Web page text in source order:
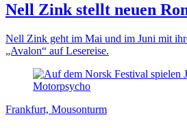
Nell Zink stellt neuen
Nell Zink geht im Mai und im Juni mit
„Avalon“ auf Lesereise.
Frankfurt, Mousonturm